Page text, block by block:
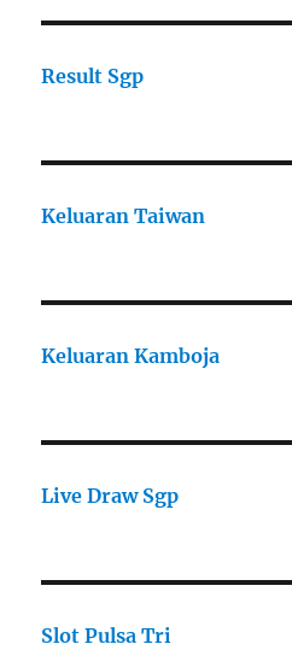
Result Sgp
Keluaran Taiwan
Keluaran Kamboja
Live Draw Sgp
Slot Pulsa Tri